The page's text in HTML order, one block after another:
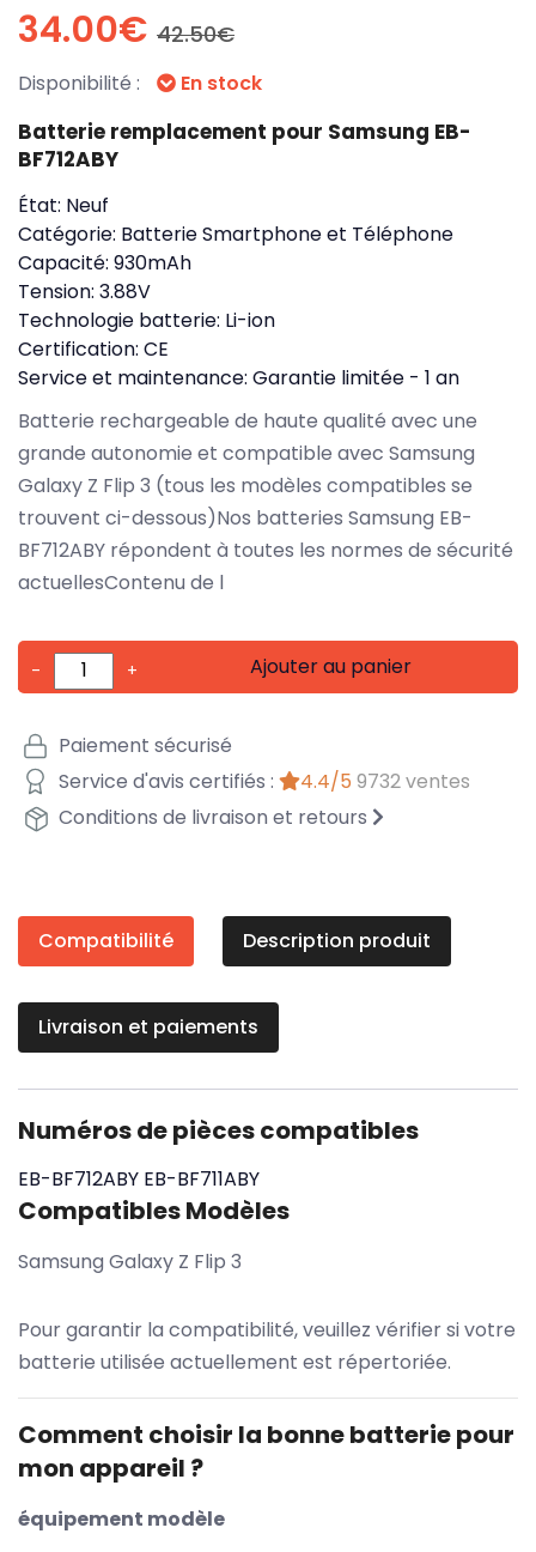
34.00€ 42.50€
Disponibilité : En stock
Batterie remplacement pour Samsung EB-
BF712ABY
État: Neuf
Catégorie: Batterie Smartphone et Téléphone
Capacité: 930mAh
Tension: 3.88V
Technologie batterie: Li-ion
Certification: CE
Service et maintenance: Garantie limitée - 1 an
Batterie rechargeable de haute qualité avec une
grande autonomie et compatible avec Samsung
Galaxy Z Flip 3 (tous les modèles compatibles se
trouvent ci-dessous)Nos batteries Samsung EB-
BF712ABY répondent à toutes les normes de sécurité
actuellesContenu de l
- + Ajouter au panier
Paiement sécurisé
Service d'avis certifiés :
4.4/5 9732 ventes
Conditions de livraison et retours
Compatibilité Description produit
Livraison et paiements
Numéros de pièces compatibles
EB-BF712ABY EB-BF711ABY
Compatibles Modèles
Samsung Galaxy Z Flip 3
Pour garantir la compatibilité, veuillez vérifier si votre
batterie utilisée actuellement est répertoriée.
Comment choisir la bonne batterie pour
mon appareil ?
équipement modèle